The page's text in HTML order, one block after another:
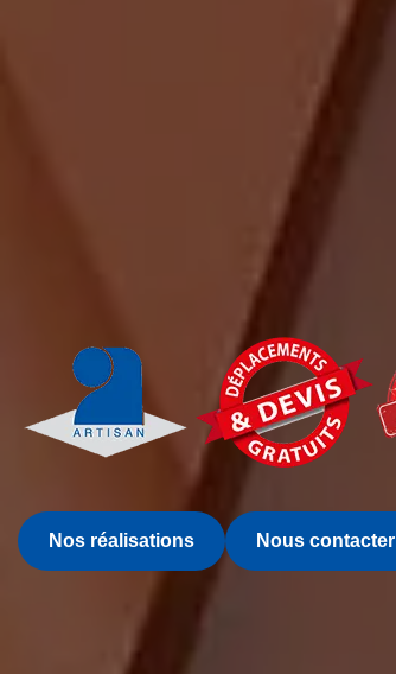
Nos réalisations Nous contacter